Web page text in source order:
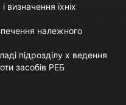
визначення їхніх
належного
підрозділу х ведення
засобів РЕБ